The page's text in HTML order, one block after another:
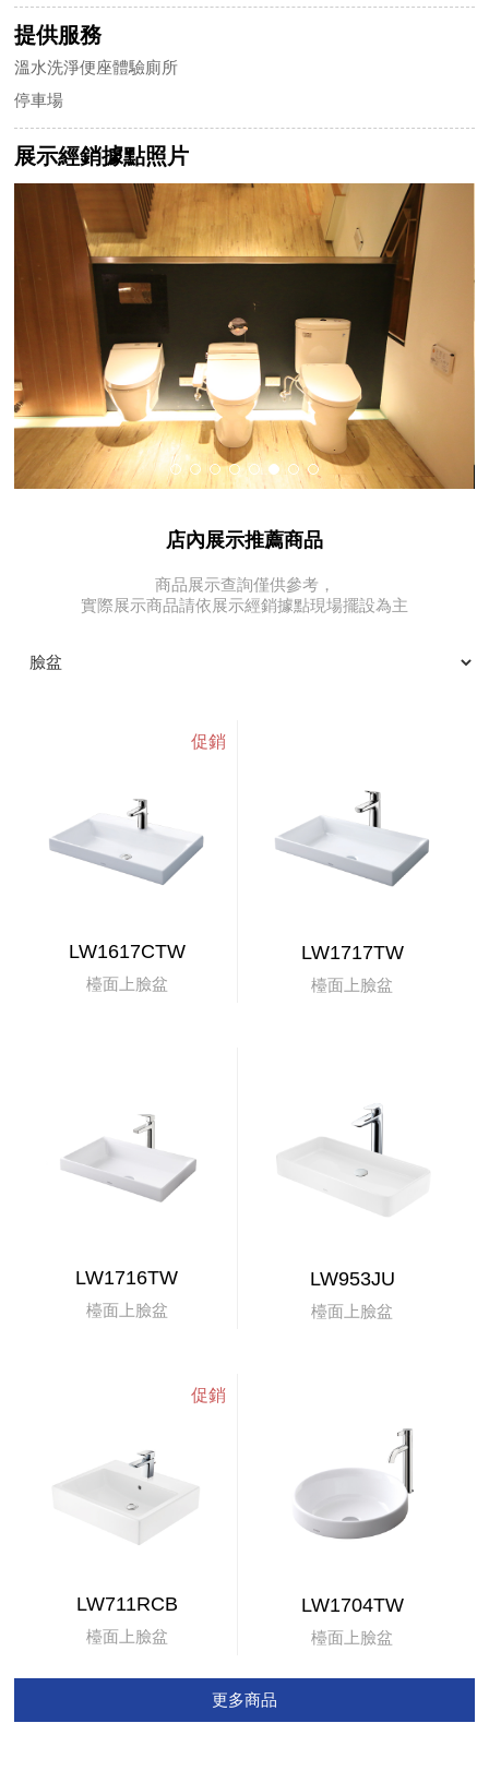
提供服務
溫水洗淨便座體驗廁所
停車場
展示經銷據點照片
店內展示推薦商品
商品展示查詢僅供參考，
實際展示商品請依展示經銷據點現場擺設為主
LW1617CTW
檯面上臉盆
LW1717TW
檯面上臉盆
LW1716TW
檯面上臉盆
LW953JU
檯面上臉盆
LW711RCB
檯面上臉盆
LW1704TW
檯面上臉盆
更多商品